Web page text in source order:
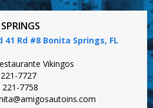
41 Rd #8 Bonita Springs, FL
Vikingos
7727
221-7758